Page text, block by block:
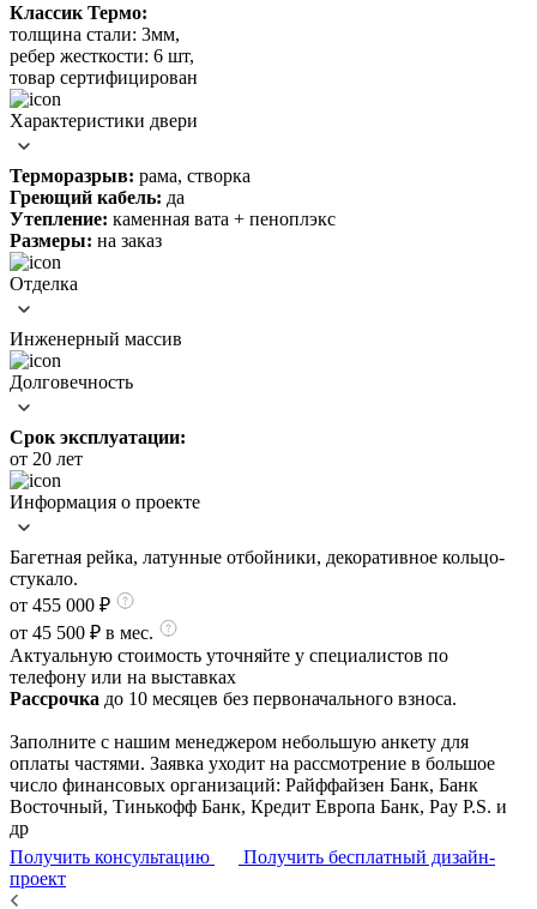
Классик Термо:
толщина стали: 3мм,
ребер жесткости: 6 шт,
товар сертифицирован
Характеристики двери
Терморазрыв: рама, створка
Греющий кабель: да
Утепление: каменная вата + пеноплэкс
Размеры: на заказ
Отделка
Инженерный массив
Долговечность
Срок эксплуатации:
от 20 лет
Информация о проекте
Багетная рейка, латунные отбойники, декоративное кольцо-
стукало.
от 455 000 ₽
от 45 500 ₽ в мес.
Актуальную стоимость уточняйте у специалистов по
телефону или на выставках
Рассрочка до 10 месяцев без первоначального взноса.
Заполните с нашим менеджером небольшую анкету для
оплаты частями. Заявка уходит на рассмотрение в большое
число финансовых организаций: Райффайзен Банк, Банк
Восточный, Тинькофф Банк, Кредит Европа Банк, Pay P.S. и
др
Получить консультацию
Получить бесплатный дизайн-
проект